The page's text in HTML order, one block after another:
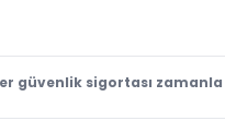
güvenlik sigortası zamanla